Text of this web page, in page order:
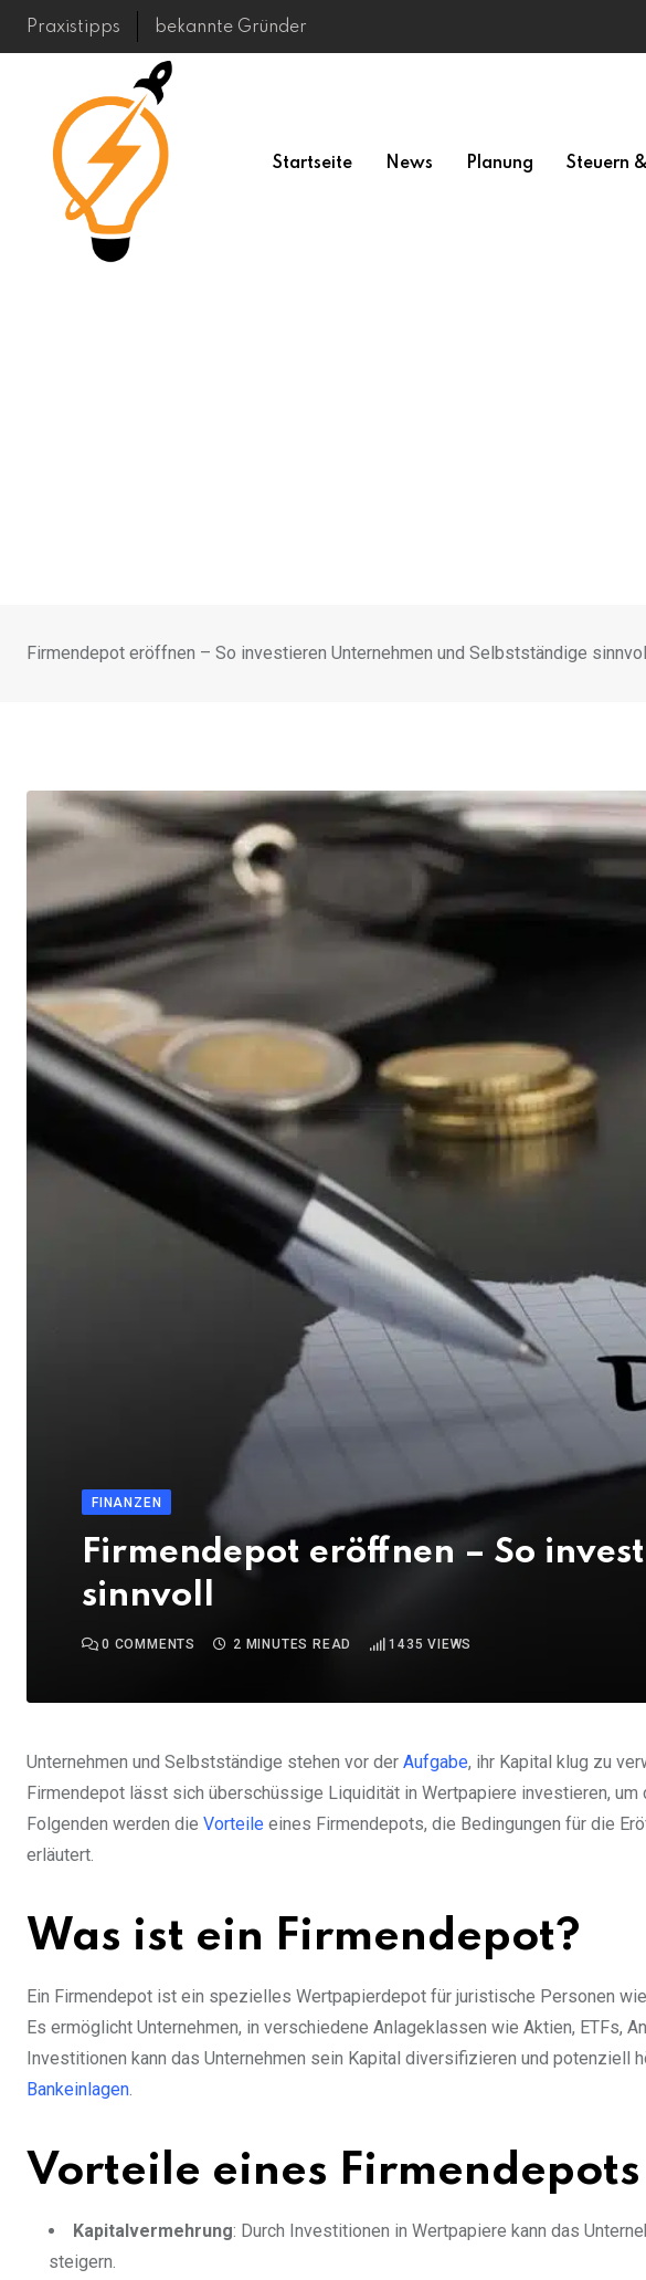
Skip
Praxistipps bekannte Gründer
Startseite News Planung Steuern
Firmendepot eröffnen – So investieren Unternehmen und Selbstständige
FINANZEN
Firmendepot eröffnen – So
sinnvoll
0 COMMENTS 2 MINUTES READ 1435 VIEWS
Unternehmen und Selbstständige stehen vor der Aufgabe, ihr Kapital klug zu
Firmendepot lässt sich überschüssige Liquidität in Wertpapiere investieren,
Folgenden werden die Vorteile eines Firmendepots, die Bedingungen für die
erläutert.
Was ist ein Firmendepot?
Ein Firmendepot ist ein spezielles Wertpapierdepot für juristische Personen
Es ermöglicht Unternehmen, in verschiedene Anlageklassen wie Aktien, ETFs,
Investitionen kann das Unternehmen sein Kapital diversifizieren und potenziell
Bankeinlagen
Vorteile eines Firmendepots
Kapitalvermehrung: Durch Investitionen in Wertpapiere kann das
steigern.